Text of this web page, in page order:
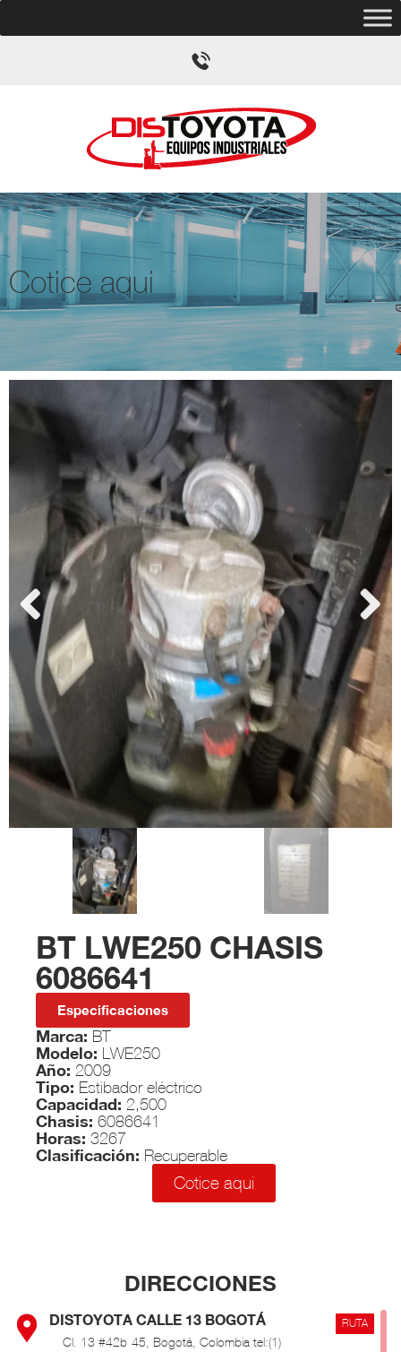
Cotice aqui
BT LWE250 CHASIS
6086641
Especificaciones
Marca: BT
Modelo: LWE250
Año: 2009
Tipo: Estibador eléctrico
Capacidad: 2,500
Chasis: 6086641
Horas: 3267
Clasificación: Recuperable
Cotice aqui
DIRECCIONES
DISTOYOTA CALLE 13 BOGOTÁ
Cl. 13 #42b-45, Bogotá, Colombia tel:(1)
RUTA